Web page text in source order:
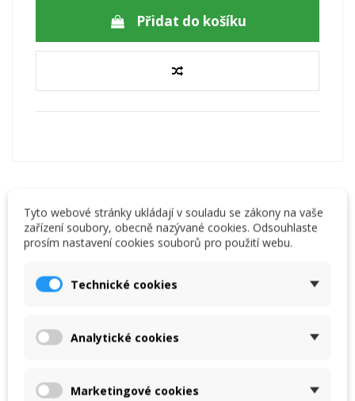
Přidat do košíku
Popis
Reviews (0)
Popis
Tyto webové stránky ukládají v souladu se zákony na vaše
zařízení soubory, obecně nazývané cookies. Odsouhlaste
prosím nastavení cookies souborů pro použití webu.
Technické cookies
Analytické cookies
Marketingové cookies